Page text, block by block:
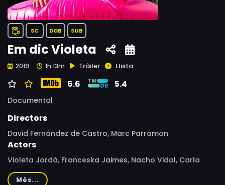
SC DOB SUB
Em dic Violeta
2019 1h 13m Tràiler Llista
6.6 5.4
Documental
Directors
David Fernández de Castro, Marc Parramon
Actors
Violeta Jordá, Franceska Jaimes, Nacho Vidal, Carla
Delgado
Més...